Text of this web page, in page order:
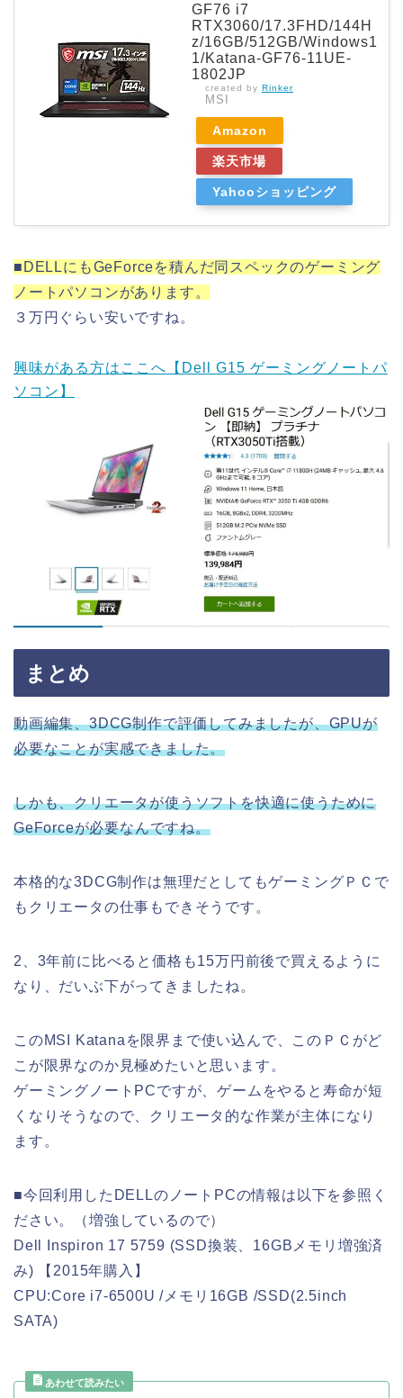
GF76 i7
RTX3060/17.3FHD/144H
z/16GB/512GB/Windows1
1/Katana-GF76-11UE-
1802JP
created by Rinker
MSI
Amazon
楽天市場
Yahooショッピング
■DELLにもGeForceを積んだ同スペックのゲーミング
ノートパソコンがあります。
３万円ぐらい安いですね。
興味がある方はここへ【Dell G15 ゲーミングノートパ
ソコン】
まとめ
動画編集、3DCG制作で評価してみましたが、GPUが
必要なことが実感できました。
しかも、クリエータが使うソフトを快適に使うために
GeForceが必要なんですね。
本格的な3DCG制作は無理だとしてもゲーミングＰＣで
もクリエータの仕事もできそうです。
2、3年前に比べると価格も15万円前後で買えるように
なり、だいぶ下がってきましたね。
このMSI Katanaを限界まで使い込んで、このＰＣがど
こが限界なのか見極めたいと思います。
ゲーミングノートPCですが、ゲームをやると寿命が短
くなりそうなので、クリエータ的な作業が主体になり
ます。
■今回利用したDELLのノートPCの情報は以下を参照く
ださい。（増強しているので）
Dell Inspiron 17 5759 (SSD換装、16GBメモリ増強済
み) 【2015年購入】
CPU:Core i7-6500U /メモリ16GB /SSD(2.5inch
SATA)